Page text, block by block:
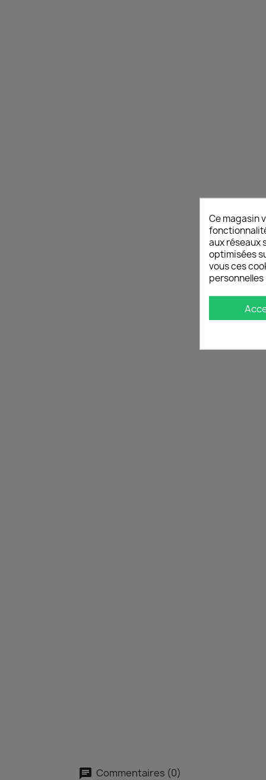
Commentaires (0)
Ce magasin
aux réseaux
optimisées
vous ces
personnelles